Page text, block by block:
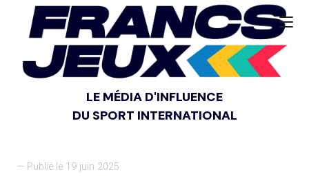
LE MÉDIA D'INFLUENCE
DU SPORT INTERNATIONAL
— Publié le 19 juin 2025